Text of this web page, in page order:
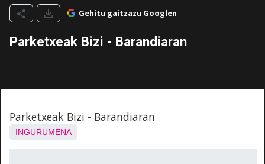
Gehitu gaitzazu Googlen
Parketxeak Bizi - Barandiaran
Parketxeak Bizi - Barandiaran
INGURUMENA